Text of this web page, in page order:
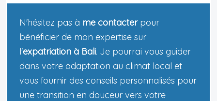
N'hésitez pas à me contacterpour
bénéficier de mon expertise sur
l'expatriation à Bali. Je pourrai vous guider
dans votre adaptation au climat local et
vous fournir des conseils personnalisés pour
une transition en douceur vers votre